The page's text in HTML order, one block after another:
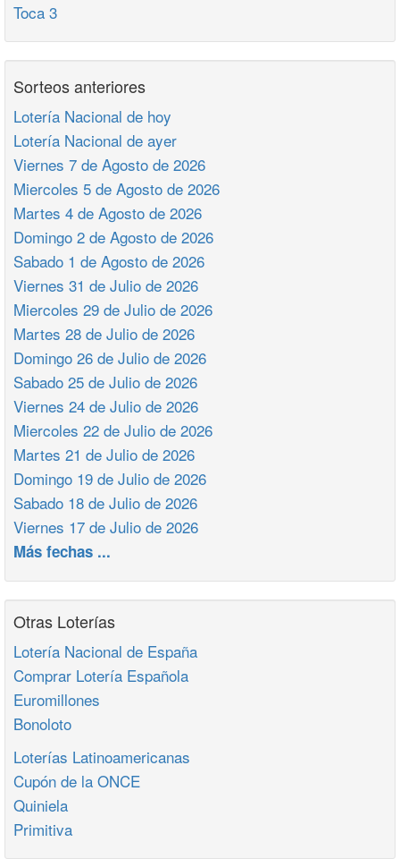
Toca 3
Sorteos anteriores
Lotería Nacional de hoy
Lotería Nacional de ayer
Viernes 7 de Agosto de 2026
Miercoles 5 de Agosto de 2026
Martes 4 de Agosto de 2026
Domingo 2 de Agosto de 2026
Sabado 1 de Agosto de 2026
Viernes 31 de Julio de 2026
Miercoles 29 de Julio de 2026
Martes 28 de Julio de 2026
Domingo 26 de Julio de 2026
Sabado 25 de Julio de 2026
Viernes 24 de Julio de 2026
Miercoles 22 de Julio de 2026
Martes 21 de Julio de 2026
Domingo 19 de Julio de 2026
Sabado 18 de Julio de 2026
Viernes 17 de Julio de 2026
Más fechas ...
Otras Loterías
Lotería Nacional de España
Comprar Lotería Española
Euromillones
Bonoloto
Loterías Latinoamericanas
Cupón de la ONCE
Quiniela
Primitiva